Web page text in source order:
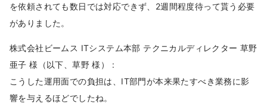
を依頼されても数日では対応できず、2週間程度待って貰う必要
がありました。
株式会社ビームス ITシステム本部 テクニカルディレクター 草野
亜子 様（以下、草野 様） :
こうした運用面での負担は、IT部門が本来果たすべき業務に影
響を与えるほどでしたね。